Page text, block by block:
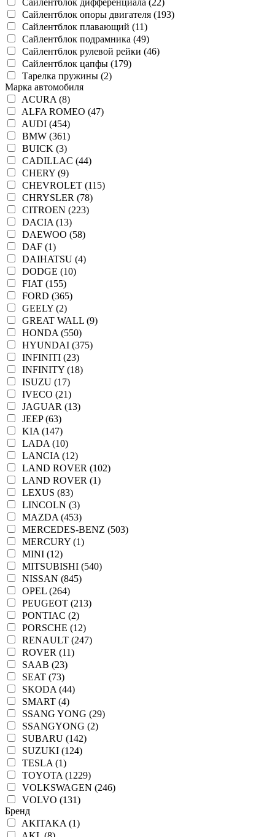
Сайлентблок дифференциала (22)
Сайлентблок опоры двигателя (193)
Сайлентблок плавающий (11)
Сайлентблок подрамника (49)
Сайлентблок рулевой рейки (46)
Сайлентблок цапфы (179)
Тарелка пружины (2)
Марка автомобиля
ACURA (8)
ALFA ROMEO (47)
AUDI (454)
BMW (361)
BUICK (3)
CADILLAC (44)
CHERY (9)
CHEVROLET (115)
CHRYSLER (78)
CITROEN (223)
DACIA (13)
DAEWOO (58)
DAF (1)
DAIHATSU (4)
DODGE (10)
FIAT (155)
FORD (365)
GEELY (2)
GREAT WALL (9)
HONDA (550)
HYUNDAI (375)
INFINITI (23)
INFINITY (18)
ISUZU (17)
IVECO (21)
JAGUAR (13)
JEEP (63)
KIA (147)
LADA (10)
LANCIA (12)
LAND ROVER (102)
LAND ROVER (1)
LEXUS (83)
LINCOLN (3)
MAZDA (453)
MERCEDES-BENZ (503)
MERCURY (1)
MINI (12)
MITSUBISHI (540)
NISSAN (845)
OPEL (264)
PEUGEOT (213)
PONTIAC (2)
PORSCHE (12)
RENAULT (247)
ROVER (11)
SAAB (23)
SEAT (73)
SKODA (44)
SMART (4)
SSANG YONG (29)
SSANGYONG (2)
SUBARU (142)
SUZUKI (124)
TESLA (1)
TOYOTA (1229)
VOLKSWAGEN (246)
VOLVO (131)
Бренд
AKITAKA (1)